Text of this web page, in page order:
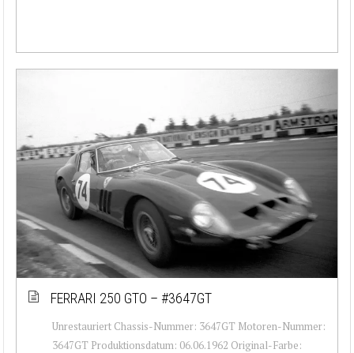
FERRARI 250 GTO – #3647GT
Unrestauriert Chassis-Nummer: 3647GT Motoren-Nummer:
3647GT Produktionsdatum: 06.06.1962 Original-Farbe: